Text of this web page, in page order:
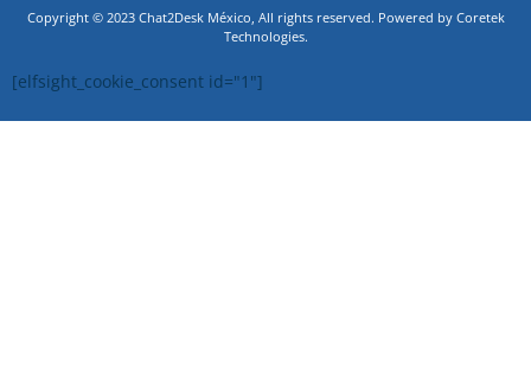
Copyright © 2023 Chat2Desk México, All rights reserved. Powered by Coretek
Technologies.
[elfsight_cookie_consent id="1"]